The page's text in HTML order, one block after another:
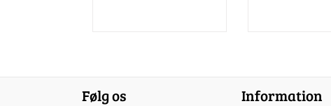
Følg os Information